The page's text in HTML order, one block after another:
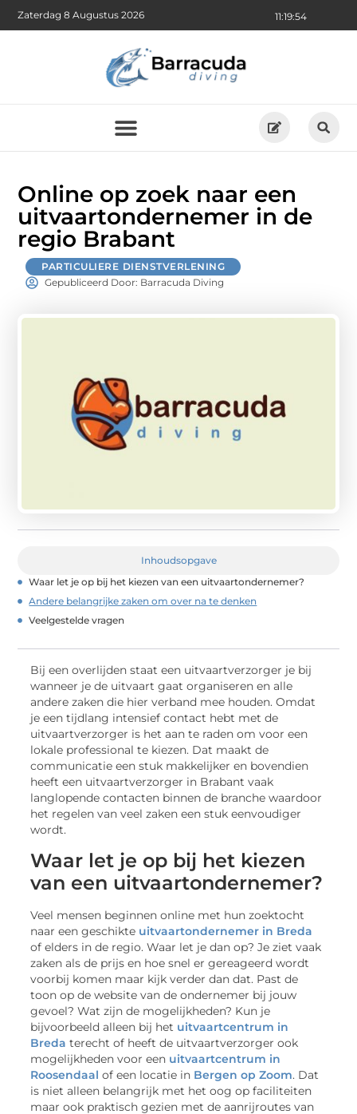
11:19:55
Zaterdag 8 Augustus 2026
Online op zoek naar een
uitvaartondernemer in de
regio Brabant
PARTICULIERE DIENSTVERLENING
Gepubliceerd Door: Barracuda Diving
Inhoudsopgave
Waar let je op bij het kiezen van een uitvaartondernemer?
Andere belangrijke zaken om over na te denken
Veelgestelde vragen
Bij een overlijden staat een uitvaartverzorger je bij
wanneer je de uitvaart gaat organiseren en alle
andere zaken die hier verband mee houden. Omdat
je een tijdlang intensief contact hebt met de
uitvaartverzorger is het aan te raden om voor een
lokale professional te kiezen. Dat maakt de
communicatie een stuk makkelijker en bovendien
heeft een uitvaartverzorger in Brabant vaak
langlopende contacten binnen de branche waardoor
het regelen van veel zaken een stuk eenvoudiger
wordt.
Waar let je op bij het kiezen
van een uitvaartondernemer?
Veel mensen beginnen online met hun zoektocht
naar een geschikte uitvaartondernemer in Breda
of elders in de regio. Waar let je dan op? Je ziet vaak
zaken als de prijs en hoe snel er gereageerd wordt
voorbij komen maar kijk verder dan dat. Past de
toon op de website van de ondernemer bij jouw
gevoel? Wat zijn de mogelijkheden? Kun je
bijvoorbeeld alleen bij het uitvaartcentrum in
Breda terecht of heeft de uitvaartverzorger ook
mogelijkheden voor een uitvaartcentrum in
Roosendaal of een locatie in Bergen op Zoom. Dat
is niet alleen belangrijk met het oog op faciliteiten
maar ook praktisch gezien met de aanrijroutes van